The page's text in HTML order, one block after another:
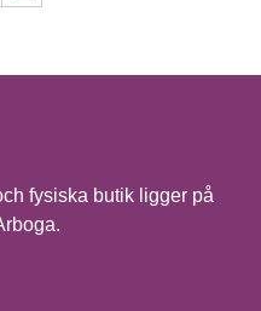
fysiska butik ligger på